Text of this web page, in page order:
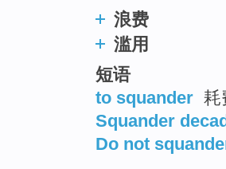
浪费
滥用
短语
to squander 耗
Squander
Do not